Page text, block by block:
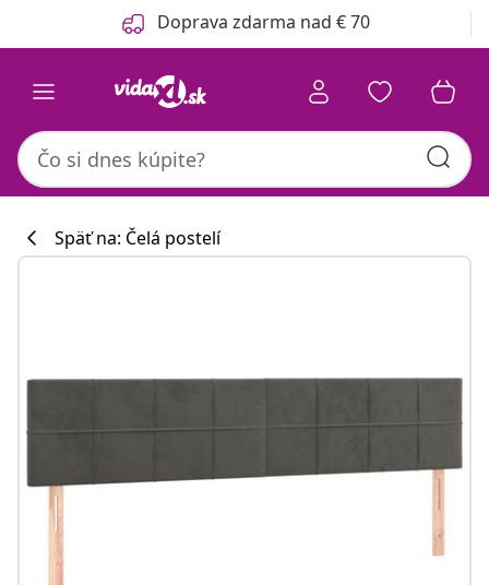
Predchádzajúce Doprava zdarma nad € 70
Späť na: Čelá postelí